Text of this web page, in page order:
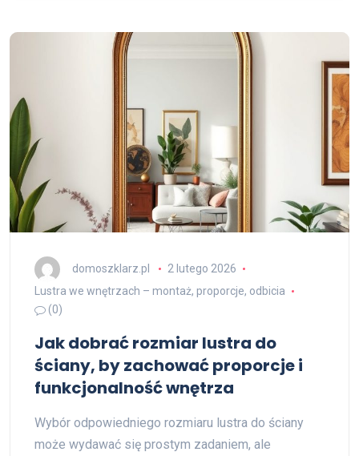
domoszklarz.pl
2 lutego 2026
Lustra we wnętrzach – montaż, proporcje, odbicia
(0)
Jak dobrać rozmiar lustra do
ściany, by zachować proporcje i
funkcjonalność wnętrza
Wybór odpowiedniego rozmiaru lustra do ściany
może wydawać się prostym zadaniem, ale